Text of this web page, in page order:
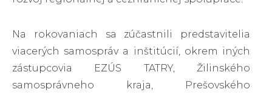
Na rokovaniach sa zúčastnili predstavitelia
viacerých samospráv a inštitúcií, okrem iných
zástupcovia EZÚS TATRY, Žilinského
samosprávneho kraja, Prešovského